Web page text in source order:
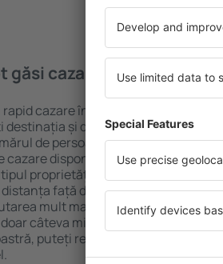
găsi cazare în Nosy Be?
cazare în Nosy Be folosind un
și datele de check-in și
de persoane, motorul de
cazare disponibile în Nosy Be.
proprietăţii, numărul de stele,
față de centru și opțiunea
mult mai ușoară. Astfel veți
câteva minute. În funcție de
puteți rezerva doar cazare sau